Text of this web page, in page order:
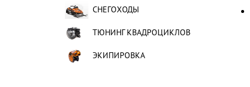
СНЕГОХОДЫ
ТЮНИНГ КВАДРОЦИКЛОВ
ЭКИПИРОВКА